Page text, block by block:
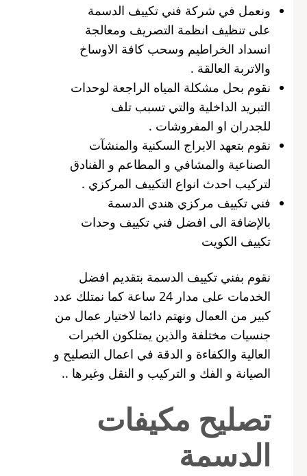
ونعمل في شركة فني تكييف الدسمة
على تنظيف انظمة التصريف ومعالجة
انسداد الخراطيم وسحب كافة الاوساخ
والاتربة العالقة .
نقوم بحل مشكلة المياه الراجعة لوحدات
التبريد الداخلية والتي تسبب تلف
للجدران او المفروشات .
نقوم بتعهد الابراج السكنية والمنشآت
الصناعية والمشافي و المطاعم و الفنادق
لتركيب احدث انواع التكييف المركزي .
فني تكييف مركزي هندي الدسمة
بالإضافة الى افضل فني تكييف وحدات
تكييف الكويت
نقوم بفني تكييف الدسمة بتقديم افضل
الخدمات على مدار 24 ساعة كما نمتلك عدد
كبير من العمال ونهتم دائما لاختيار عمال من
جنسيات مختلفة والذين يمتلكون الخبرات
العالية والكفاءة و الدقة في اعمال التصليح و
الصيانة و الفك و التركيب و النقل وغيرها ..
تصليح مكيفات
الدسمة